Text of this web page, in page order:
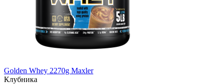
Golden Whey 2270g Maxler
Клубника